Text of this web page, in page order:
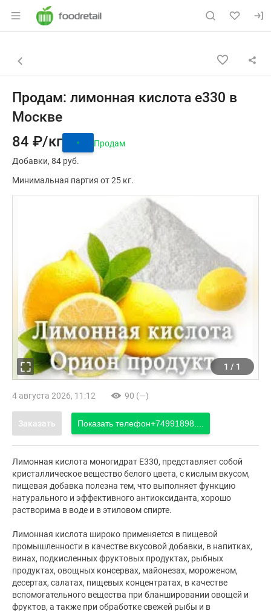
Раздел навигации по сайту
Объявление: Продам:
Навигация и управление объявлением
Назад к списку объявлений
Продам: лимонная кислота е330 в
Москве
84 ₽/кг
Продам
Добавки 84 руб.
Минимальная партия от 25 кг.
1 / 1
4 августа 2026, 11:12 90 (—)
Заказать Показать телефон+74991898....
Лимонная кислота моногидрат Е330, представляет собой
кристаллическое вещество белого цвета, с кислым вкусом,
пищевая добавка полезна тем, что выполняет функцию
натурального и эффективного антиоксиданта, хорошо
растворима в воде и в этиловом спирте.
Лимонная кислота широко применяется в пищевой
промышленности в качестве вкусовой добавки, в напитках,
винах, подкисленных фруктовых продуктах, рыбных
продуктах, овощных консервах, майонезах, мороженом,
десертах, салатах, пищевых концентратах, в качестве
вспомогательного вещества при бланшировании овощей и
фруктов, а также при обработке свежей рыбы и в